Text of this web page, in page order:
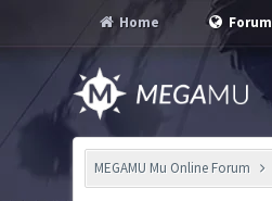
Home Forum
MEGAMU Mu Online Forum